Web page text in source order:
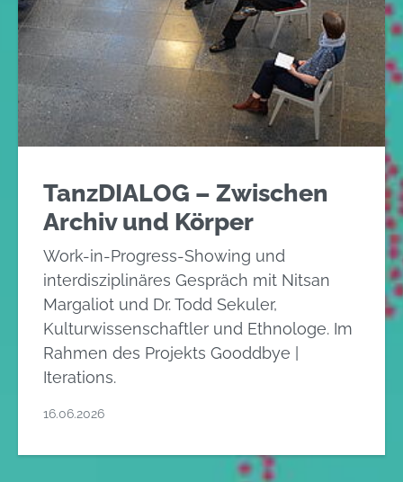
TanzDIALOG – Zwischen
Archiv und Körper
Work-in-Progress-Showing und
interdisziplinäres Gespräch mit Nitsan
Margaliot und Dr. Todd Sekuler,
Kulturwissenschaftler und Ethnologe. Im
Rahmen des Projekts Gooddbye |
Iterations.
16.06.2026